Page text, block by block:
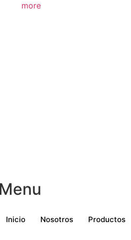
more
Menu
Inicio Nosotros Productos